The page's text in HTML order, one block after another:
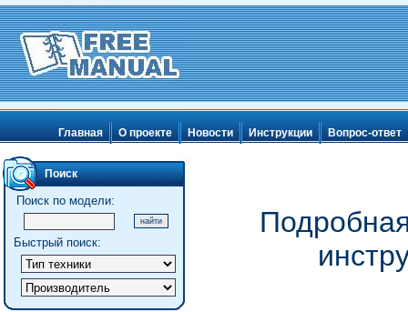
Главная О проекте Новости Инструкции Вопрос-ответ
Поиск
Поиск по модели:
Быстрый поиск: